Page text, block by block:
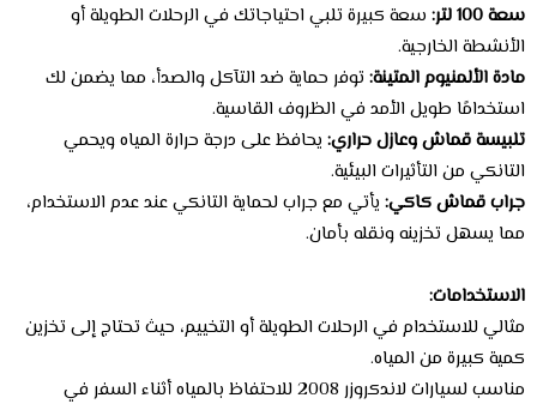
سعة 100 لتر:
سعة كبيرة تلبي احتياجاتك في الرحلات الطويلة أو
الأنشطة الخارجية.
مادة الألمنيوم المتينة: توفر حماية ضد التآكل والصدأ، مما يضمن لك
استخدامًا طويل الأمد في الظروف القاسية.
تلبيسة قماش وعازل حراري: يحافظ على درجة حرارة المياه ويحمي
التانكي من التأثيرات البيئية.
جراب قماش كاكي: يأتي مع جراب لحماية التانكي عند عدم الاستخدام،
مما يسهل تخزينه ونقله بأمان.
الاستخدامات:
مثالي للاستخدام في الرحلات الطويلة أو التخييم، حيث تحتاج إلى تخزين
كمية كبيرة من المياه.
مناسب لسيارات لاندكروزر 2008 للاحتفاظ بالمياه أثناء السفر في